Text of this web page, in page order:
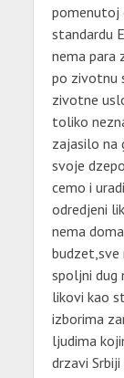
pomenutoj
standardu
nema para
po zivotnu
zivotne
toliko
zajasilo na
svoje
cemo i
odredjeni
nema
budzet,sve
spoljni dug
likovi kao
izborima
ljudima
drzavi